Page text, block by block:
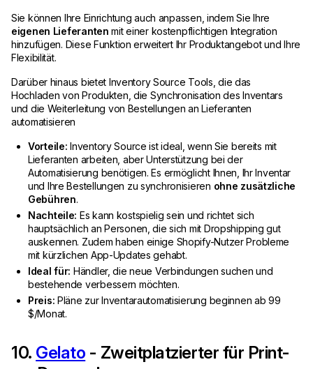
Sie können Ihre Einrichtung auch anpassen, indem Sie Ihre
eigenen Lieferanten mit einer kostenpflichtigen Integration
hinzufügen. Diese Funktion erweitert Ihr Produktangebot und Ihre
Flexibilität.
Darüber hinaus bietet Inventory Source Tools, die das
Hochladen von Produkten, die Synchronisation des Inventars
und die Weiterleitung von Bestellungen an Lieferanten
automatisieren
Vorteile: Inventory Source ist ideal, wenn Sie bereits mit
Lieferanten arbeiten, aber Unterstützung bei der
Automatisierung benötigen. Es ermöglicht Ihnen, Ihr Inventar
und Ihre Bestellungen zu synchronisieren ohne zusätzliche
Gebühren.
Nachteile: Es kann kostspielig sein und richtet sich
hauptsächlich an Personen, die sich mit Dropshipping gut
auskennen. Zudem haben einige Shopify-Nutzer Probleme
mit kürzlichen App-Updates gehabt.
Ideal für: Händler, die neue Verbindungen suchen und
bestehende verbessern möchten.
Preis:Pläne zur Inventarautomatisierung beginnen ab 99
$/Monat.
10. Gelato - Zweitplatzierter für Print-